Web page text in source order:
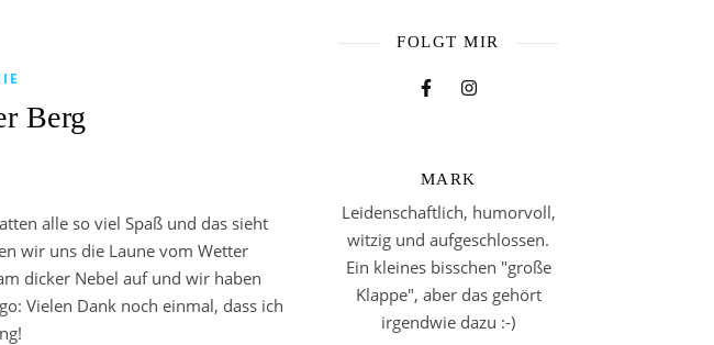
Berg
alle so viel Spaß und das sieht
wir uns die Laune vom Wetter
dicker Nebel auf und wir haben
Vielen Dank noch einmal, dass ich
FOLGT MIR
MARK
Leidenschaftlich, humorvoll,
witzig und aufgeschlossen.
Ein kleines bisschen "große
Klappe", aber das gehört
irgendwie dazu :-)